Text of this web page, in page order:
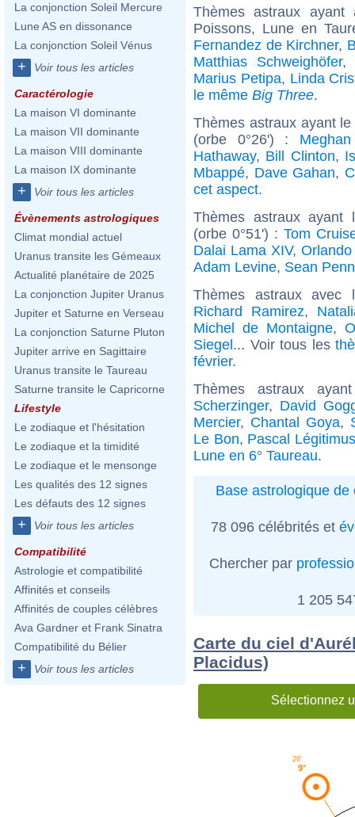
La conjonction Soleil Mercure
Lune AS en dissonance
La conjonction Soleil Vénus
+ Voir tous les articles
Caractérologie
La maison VI dominante
La maison VII dominante
La maison VIII dominante
La maison IX dominante
+ Voir tous les articles
Évènements astrologiques
Climat mondial actuel
Uranus transite les Gémeaux
Actualité planétaire de 2025
La conjonction Jupiter Uranus
Jupiter et Saturne en Verseau
La conjonction Saturne Pluton
Jupiter arrive en Sagittaire
Uranus transite le Taureau
Saturne transite le Capricorne
Lifestyle
Le zodiaque et l'hésitation
Le zodiaque et la timidité
Le zodiaque et le mensonge
Les qualités des 12 signes
Les défauts des 12 signes
+ Voir tous les articles
Compatibilité
Astrologie et compatibilité
Affinités et conseils
Affinités de couples célèbres
Ava Gardner et Frank Sinatra
Compatibilité du Bélier
+ Voir tous les articles
Thèmes astraux
Poissons, Lune en
Fernandez de Kirchner,
Matthias Schweighöfer,
Marius Petipa, Linda
le même Big Three.
Thèmes astraux ayant
(orbe 0°26') :
Hathaway, Bill Clinton,
Mbappé, Dave Gahan,
cet aspect.
Thèmes astraux ayant
(orbe 0°51') :Tom
Dalai Lama XIV,
Adam Levine, Sean Penn
Thèmes astraux
Richard Ramirez,
Michel de Montaigne,
Siegel... Voir tous les
février.
Thèmes astraux
Scherzinger, David
Mercier, Chantal Goya,
Le Bon, Pascal Légitimus
Lune en 6° Taureau.
Base astrologique de
78 096 célébrités et
Chercher par
1 205
Carte du ciel
Placidus)
Sélectionnez
9°
26'